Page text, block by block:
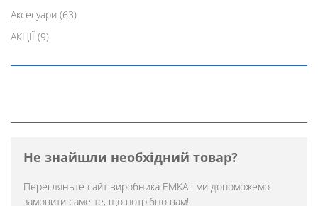
Аксесуари (63)
АКЦІЇ (9)
Не знайшли необхідний товар?
Перегляньте сайт виробника EMKAі ми допоможемо
замовити саме те, що потрібно вам!